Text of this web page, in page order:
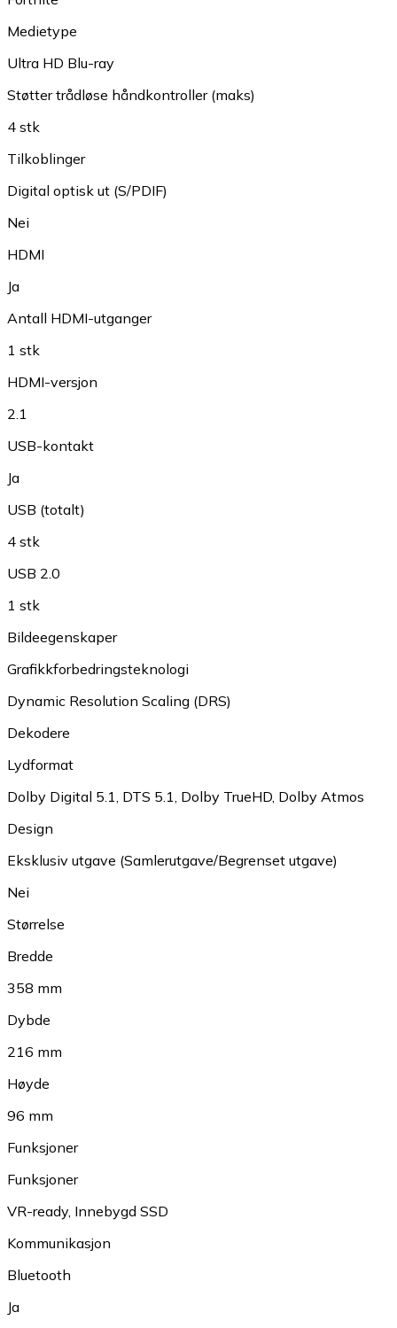
Medietype
Ultra HD Blu-ray
Støtter trådløse håndkontroller (maks)
4 stk
Tilkoblinger
Digital optisk ut (S/PDIF)
Nei
HDMI
Ja
Antall HDMI-utganger
1 stk
HDMI-versjon
2.1
USB-kontakt
Ja
USB (totalt)
4 stk
USB 2.0
1 stk
Bildeegenskaper
Grafikkforbedringsteknologi
Dynamic Resolution Scaling (DRS)
Dekodere
Lydformat
Dolby Digital 5.1 DTS 5.1 Dolby TrueHD Dolby Atmos
Design
Eksklusiv utgave (Samlerutgave/Begrenset utgave)
Nei
Størrelse
Bredde
358 mm
Dybde
216 mm
Høyde
96 mm
Funksjoner
Funksjoner
VR-ready, Innebygd SSD
Kommunikasjon
Bluetooth
Ja